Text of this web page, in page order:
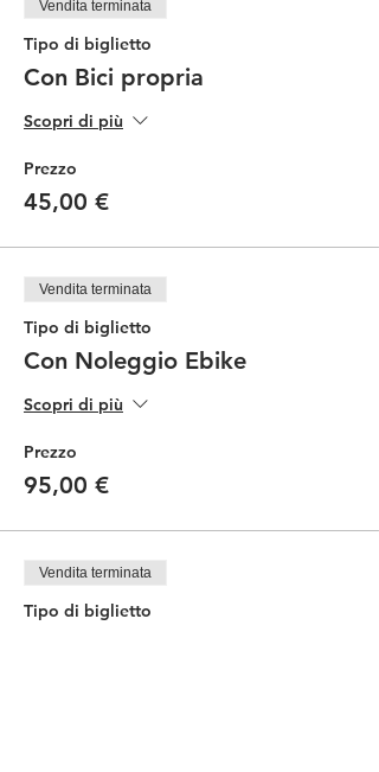
Vendita terminata
Tipo di biglietto
Con Bici propria
Scopri di più
Prezzo
45,00 €
Vendita terminata
Tipo di biglietto
Con Noleggio Ebike
Scopri di più
Prezzo
95,00 €
Vendita terminata
Tipo di biglietto